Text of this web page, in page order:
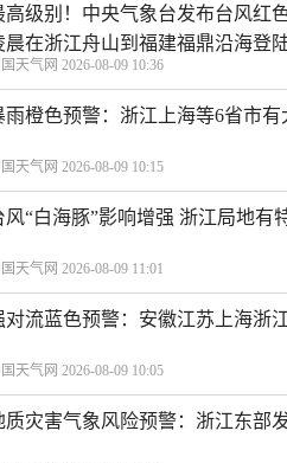
高级别！中央气象台发布台风红
晨在浙江舟山到福建福鼎沿海登
天气网 2026-08-09 10:36
雨橙色预警：浙江上海等6省市
天气网 2026-08-09 10:15
风“白海豚”影响增强 浙江局地有
天气网 2026-08-09 11:01
对流蓝色预警：安徽江苏上海浙
天气网 2026-08-09 10:05
质灾害气象风险预警：浙江东部